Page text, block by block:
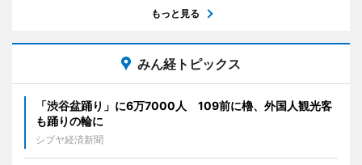
もっと見る
みん経トピックス
「渋谷盆踊り」に6万7000人 109前に櫓、外国人観光客
も踊りの輪に
シブヤ経済新聞